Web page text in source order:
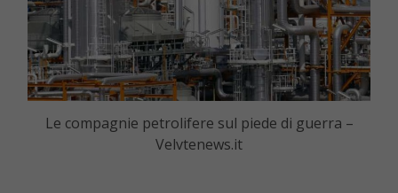
Le compagnie petrolifere sul piede di guerra –
Velvtenews.it